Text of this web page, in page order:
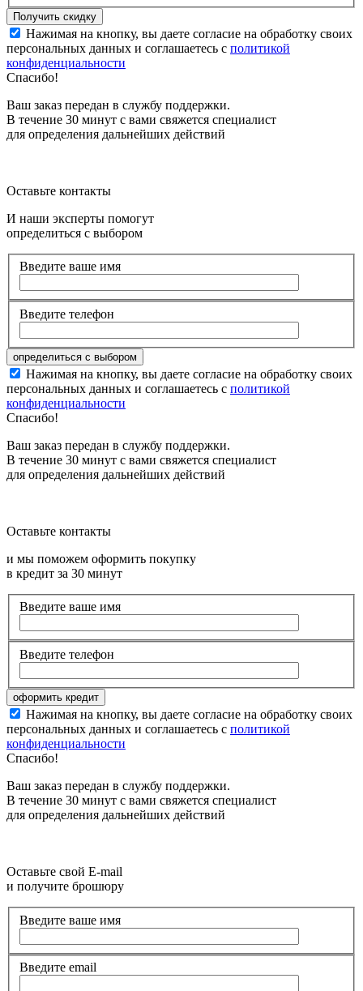
Нажимая на кнопку, вы даете согласие на обработку своих
персональных данных и соглашаетесь с политикой
конфиденциальности
Спасибо!
Ваш заказ передан в службу поддержки.
В течение 30 минут с вами свяжется специалист
для определения дальнейших действий
Оставьте контакты
И наши эксперты помогут
определиться с выбором
Введите ваше имя
Введите телефон
Нажимая на кнопку, вы даете согласие на обработку своих
персональных данных и соглашаетесь с политикой
конфиденциальности
Спасибо!
Ваш заказ передан в службу поддержки.
В течение 30 минут с вами свяжется специалист
для определения дальнейших действий
Оставьте контакты
и мы поможем оформить покупку
в кредит за 30 минут
Введите ваше имя
Введите телефон
Нажимая на кнопку, вы даете согласие на обработку своих
персональных данных и соглашаетесь с политикой
конфиденциальности
Спасибо!
Ваш заказ передан в службу поддержки.
В течение 30 минут с вами свяжется специалист
для определения дальнейших действий
Оставьте свой E-mail
и получите брошюру
Введите ваше имя
Введите email